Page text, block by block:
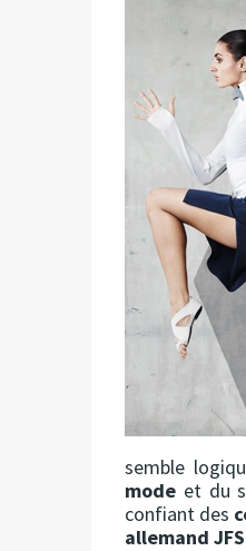
semble
mode et du
confiant des
allemand JFS